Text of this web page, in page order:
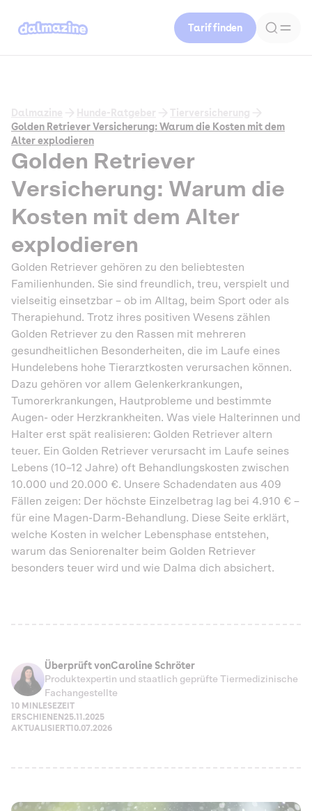
Tarif finden
Dalmazine Hunde-Ratgeber
Tierversicherung
Golden Retriever Versicherung: Warum die Kosten mit dem
Alter explodieren
Golden Retriever
Versicherung: Warum die
Kosten mit dem Alter
explodieren
Golden Retriever gehören zu den beliebtesten
Familienhunden. Sie sind freundlich, treu, verspielt und
vielseitig einsetzbar – ob im Alltag, beim Sport oder als
Therapiehund. Trotz ihres positiven Wesens zählen
Golden Retriever zu den Rassen mit mehreren
gesundheitlichen Besonderheiten, die im Laufe eines
Hundelebens hohe Tierarztkosten verursachen können.
Dazu gehören vor allem Gelenkerkrankungen,
Tumorerkrankungen, Hautprobleme und bestimmte
Augen- oder Herzkrankheiten. Was viele Halterinnen und
Halter erst spät realisieren: Golden Retriever altern
teuer. Ein Golden Retriever verursacht im Laufe seines
Lebens (10–12 Jahre) oft Behandlungskosten zwischen
10.000 und 20.000 €. Unsere Schadendaten aus 409
Fällen zeigen: Der höchste Einzelbetrag lag bei 4.910 € –
für eine Magen-Darm-Behandlung. Diese Seite erklärt,
welche Kosten in welcher Lebensphase entstehen,
warum das Seniorenalter beim Golden Retriever
besonders teuer wird und wie Dalma dich absichert.
Überprüft vonCaroline Schröter
Produktexpertin und staatlich geprüfte Tiermedizinische
Fachangestellte
10 MIN LESEZEIT
ERSCHIENEN25.11.2025
AKTUALISIERT10.07.2026